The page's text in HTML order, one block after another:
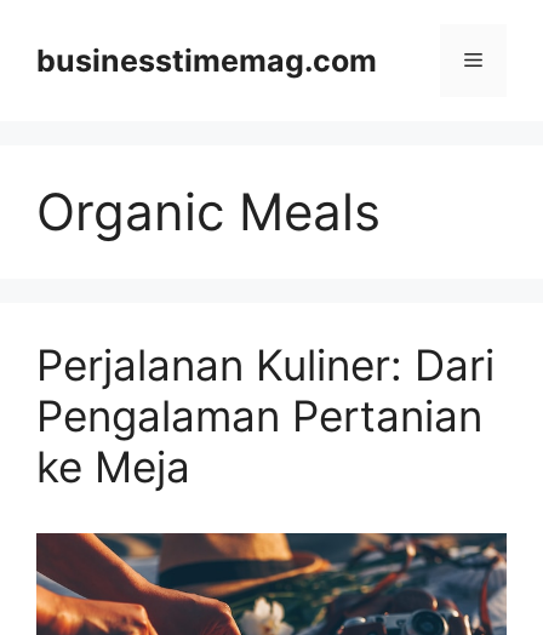
contentbusinesstimemag.com Menu
Organic Meals
Perjalanan Kuliner: Dari
Pengalaman Pertanian
ke Meja